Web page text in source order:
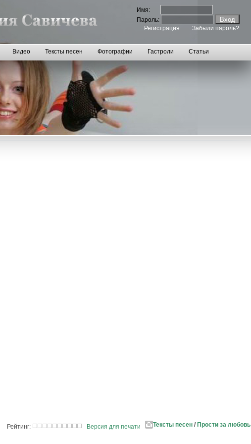
Имя:
Пароль:
Регистрация
Забыли пароль?
Видео Тексты песен Фотографии Гастроли Статьи
Тексты песен / Прости за любовь
Рейтинг: Версия для печати